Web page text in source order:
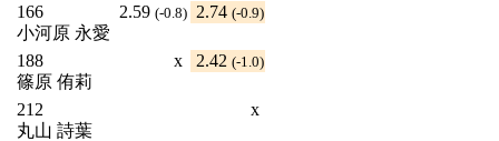
166
小河原 永愛
2.59 (-0.8) 2.74 (-0.9)
188
篠原 侑莉
x 2.42 (-1.0)
212
丸山 詩葉
x